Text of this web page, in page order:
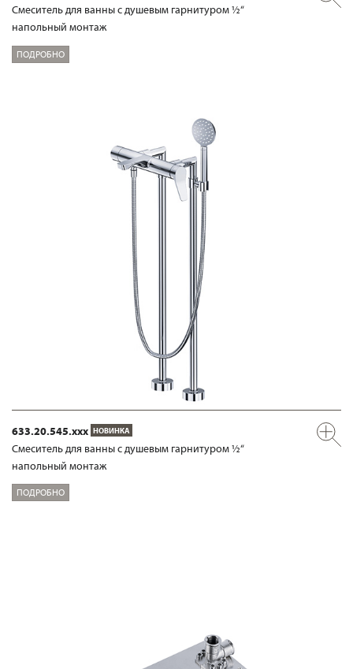
Смеситель для ванны с душевым гарнитуром ½“
напольный монтаж
ПОДРОБНО
633.20.545.xxx НОВИНКА
Смеситель для ванны с душевым гарнитуром ½“
напольный монтаж
ПОДРОБНО